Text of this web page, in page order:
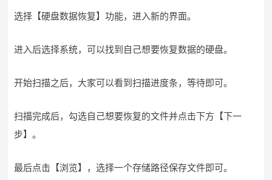
选择【硬盘数据恢复】功能，进入新的界面。
进入后选择系统，可以找到自己想要恢复数据的硬盘。
开始扫描之后，大家可以看到扫描进度条，等待即可。
扫描完成后，勾选自己想要恢复的文件并点击下方【下一
步】。
最后点击【浏览】，选择一个存储路径保存文件即可。